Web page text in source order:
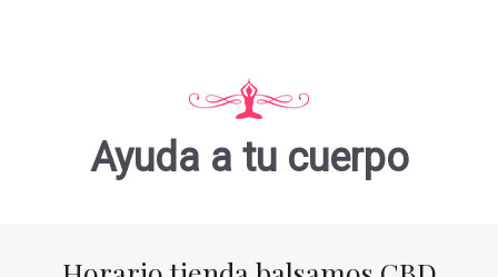
Ayuda a tu cuerpo